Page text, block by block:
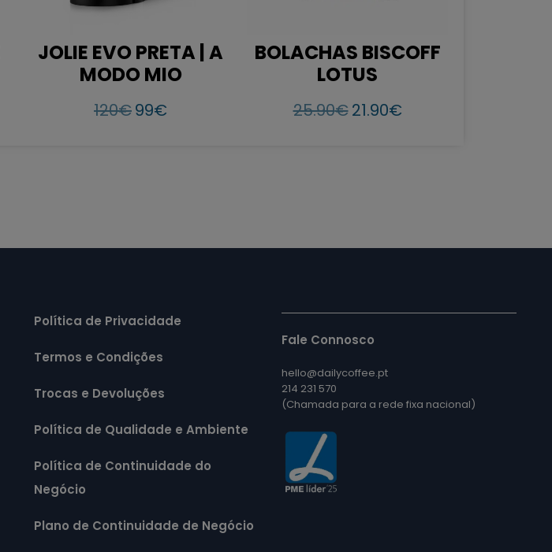
JOLIE EVO PRETA | A
MODO MIO
120€99€
BOLACHAS BISCOFF
LOTUS
25.90€21.90€
Política de Privacidade
Termos e Condições
Trocas e Devoluções
Política de Qualidade e Ambiente
Política de Continuidade do
Negócio
Plano de Continuidade de Negócio
Fale Connosco
hello@dailycoffee.pt
214 231 570
(Chamada para a rede fixa nacional)